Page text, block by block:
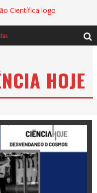
Baú de Histórias - A jamais imaginada aventura com os moinhos de vento
HOJE